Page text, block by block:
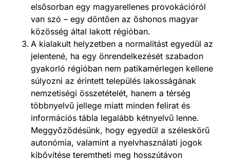
elsősorban egy magyarellenes provokációról
van szó – egy döntően az őshonos magyar
közösség által lakott régióban.
A kialakult helyzetben a normalitást egyedül az
jelentené, ha egy önrendelkezését szabadon
gyakorló régióban nem patikamérlegen kellene
súlyozni az érintett település lakosságának
nemzetiségi összetételét, hanem a térség
többnyelvű jellege miatt minden felirat és
információs tábla legalább kétnyelvű lenne.
Meggyőződésünk, hogy egyedül a széleskörű
autonómia, valamint a nyelvhasználati jogok
kibővítése teremtheti meg hosszútávon